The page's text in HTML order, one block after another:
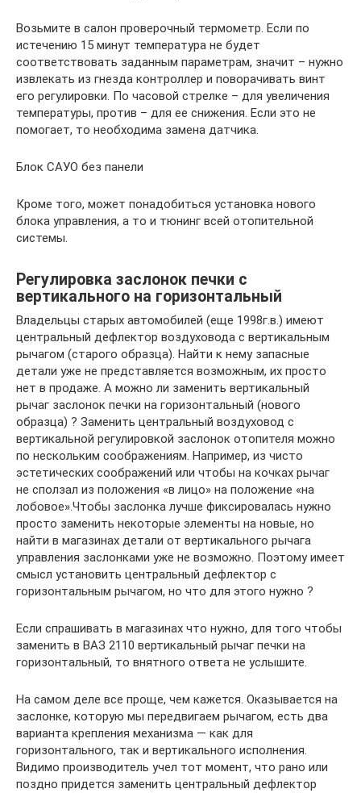
Возьмите в салон проверочный термометр. Если по
истечению 15 минут температура не будет
соответствовать заданным параметрам, значит – нужно
извлекать из гнезда контроллер и поворачивать винт
его регулировки. По часовой стрелке – для увеличения
температуры, против – для ее снижения. Если это не
помогает, то необходима замена датчика.
Блок САУО без панели
Кроме того, может понадобиться установка нового
блока управления, а то и тюнинг всей отопительной
системы.
Регулировка заслонок печки с
вертикального на горизонтальный
Владельцы старых автомобилей (еще 1998г.в.) имеют
центральный дефлектор воздуховода с вертикальным
рычагом (старого образца). Найти к нему запасные
детали уже не представляется возможным, их просто
нет в продаже. А можно ли заменить вертикальный
рычаг заслонок печки на горизонтальный (нового
образца) ? Заменить центральный воздуховод с
вертикальной регулировкой заслонок отопителя можно
по нескольким соображениям. Например, из чисто
эстетических соображений или чтобы на кочках рычаг
не сползал из положения «в лицо» на положение «на
лобовое».Чтобы заслонка лучше фиксировалась нужно
просто заменить некоторые элементы на новые, но
найти в магазинах детали от вертикального рычага
управления заслонками уже не возможно. Поэтому имеет
смысл установить центральный дефлектор с
горизонтальным рычагом, но что для этого нужно ?
Если спрашивать в магазинах что нужно, для того чтобы
заменить в ВАЗ 2110 вертикальный рычаг печки на
горизонтальный, то внятного ответа не услышите.
На самом деле все проще, чем кажется. Оказывается на
заслонке, которую мы передвигаем рычагом, есть два
варианта крепления механизма — как для
горизонтального, так и вертикального исполнения.
Видимо производитель учел тот момент, что рано или
поздно придется заменить центральный дефлектор